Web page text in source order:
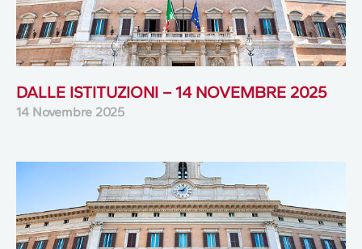
DALLE ISTITUZIONI – 14 NOVEMBRE 2025
14 Novembre 2025